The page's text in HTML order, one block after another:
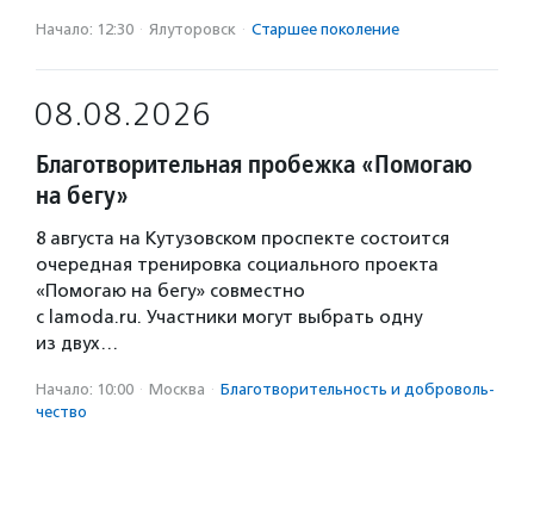
Начало: 12:30 · Ялуторовск · Старшее поколение
08.08.2026
Благотворительная пробежка «Помогаю
на бегу»
8 августа на Кутузовском проспекте состоится
очередная тренировка социального проекта
«Помогаю на бегу» совместно
с lamoda.ru. Участники могут выбрать одну
из двух…
Начало: 10:00 · Москва · Благотвори­тель­ность и доброволь­
чест­во